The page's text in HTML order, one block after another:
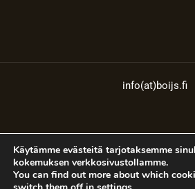
info(at)boijs.fi
Käytämme evästeitä tarjotaksemme
kokemuksen verkkosivustollamme.
You can find out more about which